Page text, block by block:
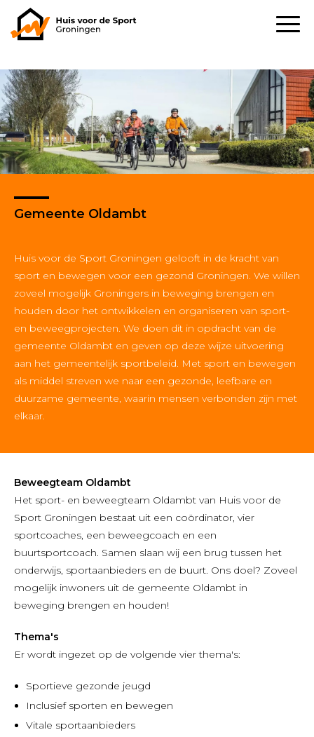
Gemeente Oldambt
Huis voor de Sport Groningen gelooft in de kracht van
sport en bewegen voor een gezond Groningen. We willen
zoveel mogelijk Groningers in beweging brengen en
houden door het ontwikkelen en organiseren van sport-
en beweegprojecten. We doen dit in opdracht van de
gemeente Oldambt en geven op deze wijze uitvoering
aan het gemeentelijk sportbeleid. Met sport en bewegen
als middel streven we naar een gezonde, leefbare en
duurzame gemeente, waarin mensen verbonden zijn met
elkaar.
Beweegteam Oldambt
Het sport- en beweegteam Oldambt van Huis voor de
Sport Groningen bestaat uit een coördinator, vier
sportcoaches, een beweegcoach en een
buurtsportcoach. Samen slaan wij een brug tussen het
onderwijs, sportaanbieders en de buurt. Ons doel? Zoveel
mogelijk inwoners uit de gemeente Oldambt in
beweging brengen en houden!
Thema's
Er wordt ingezet op de volgende vier thema's:
Sportieve gezonde jeugd
Inclusief sporten en bewegen
Vitale sportaanbieders